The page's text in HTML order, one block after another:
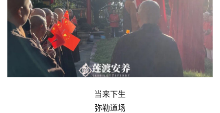
当来下生
弥勒道场